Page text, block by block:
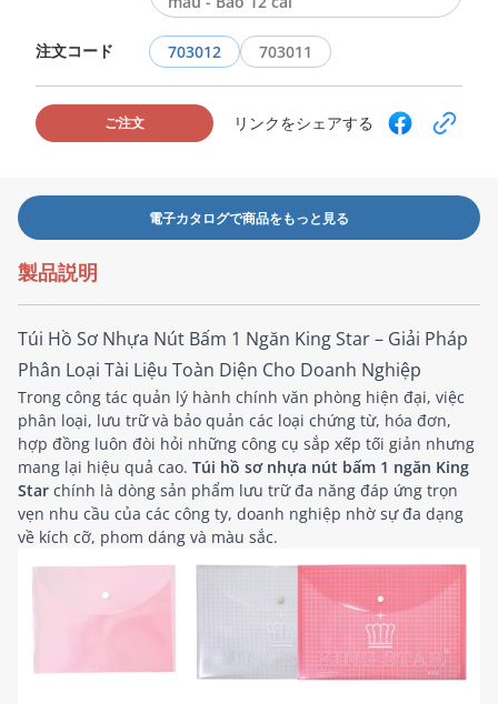
注文コード 703012 703011
ご注文 リンクをシェアする
電子カタログで商品をもっと見る
製品説明
Túi Hồ Sơ Nhựa Nút Bấm 1 Ngăn King Star – Giải Pháp
Phân Loại Tài Liệu Toàn Diện Cho Doanh Nghiệp
Trong công tác quản lý hành chính văn phòng hiện đại, việc
phân loại, lưu trữ và bảo quản các loại chứng từ, hóa đơn,
hợp đồng luôn đòi hỏi những công cụ sắp xếp tối giản nhưng
mang lại hiệu quả cao. Túi hồ sơ nhựa nút bấm 1 ngăn King
Star chính là dòng sản phẩm lưu trữ đa năng đáp ứng trọn
vẹn nhu cầu của các công ty, doanh nghiệp nhờ sự đa dạng
về kích cỡ, phom dáng và màu sắc.